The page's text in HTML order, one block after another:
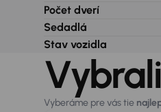
Počet dverí
Sedadlá
Stav vozidla
Vyberáme pre vás tie